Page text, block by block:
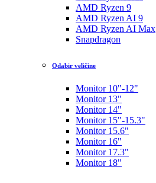
AMD Ryzen 9
AMD Ryzen AI 9
AMD Ryzen AI Max
Snapdragon
Odabir veličine
Monitor 10"-12"
Monitor 13"
Monitor 14"
Monitor 15"-15.3"
Monitor 15.6"
Monitor 16"
Monitor 17.3"
Monitor 18"